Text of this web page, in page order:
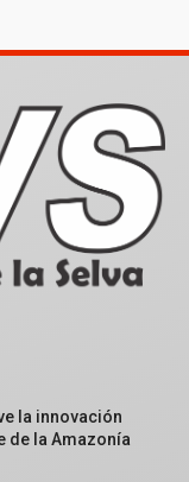
la innovación
de la Amazonía